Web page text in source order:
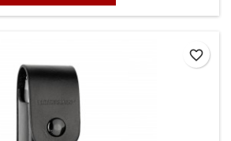
favorite_border